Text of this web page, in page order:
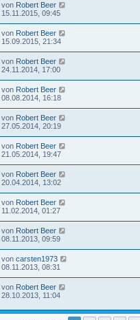
von Robert Beer
15.11.2015, 09:45
von Robert Beer
15.09.2015, 21:34
von Robert Beer
24.11.2014, 17:00
von Robert Beer
08.08.2014, 16:18
von Robert Beer
27.05.2014, 20:19
von Robert Beer
21.05.2014, 19:47
von Robert Beer
20.04.2014, 13:02
von Robert Beer
11.02.2014, 01:27
von Robert Beer
08.11.2013, 09:59
von carsten1973
08.11.2013, 08:31
von Robert Beer
28.10.2013, 11:04